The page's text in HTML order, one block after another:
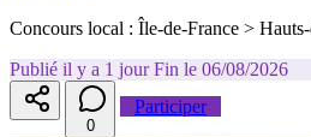
Concours local : Île-de-France >
Publié il y a 1 jour Fin le 06/08/2026
0
Participer